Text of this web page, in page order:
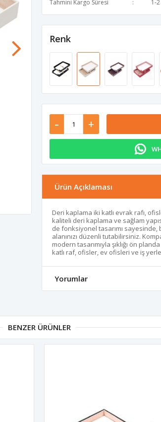
Tahmini Kargo Süresi
1-
Renk
- +
Ürün Açıklaması
Deri kaplama iki katlı evrak rafı,
kaliteli deri kaplama ve sağlam
de fonksiyonel tasarımı
alanınızı düzenli tutabilirsiniz.
modern tasarımıyla şıklığı ön
katlı raf, ofisler, ev ofisleri ve iş
Yorumlar
BENZER ÜRÜNLER